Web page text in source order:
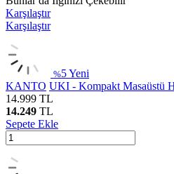
Karşılaştır
Karşılaştır
%5Yeni
KANTO UKI - Kompakt Masaüstü
14.999 TL
14.249 TL
Sepete Ekle